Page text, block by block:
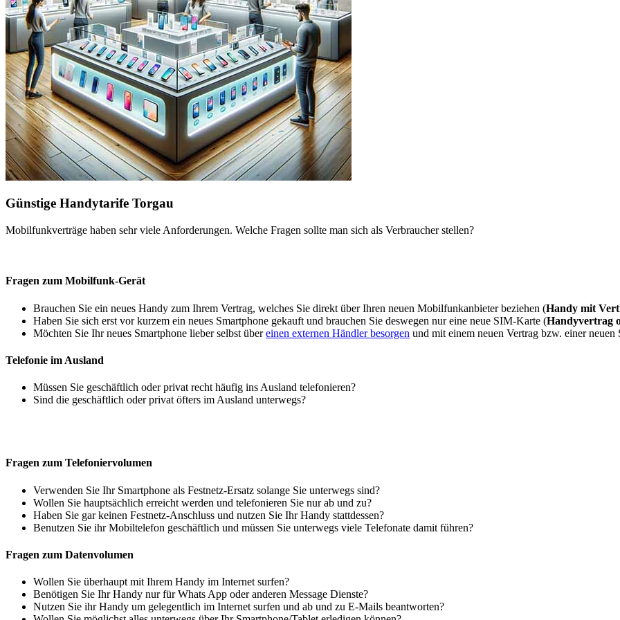
Günstige Handytarife Torgau
Mobilfunkverträge haben sehr viele Anforderungen. Welche Fragen sollte man sich als Verbraucher stellen?
Fragen zum Mobilfunk-Gerät
Brauchen Sie ein neues Handy zum Ihrem Vertrag, welches Sie direkt über Ihren neuen Mobilfunkanbieter beziehen (Handy mit
Haben Sie sich erst vor kurzem ein neues Smartphone gekauft und brauchen Sie deswegen nur eine neue SIM-Karte (Handyvertrag
Möchten Sie Ihr neues Smartphone lieber selbst übereinen externen Händler besorgen und mit einem neuen Vertrag bzw. einer
Telefonie im Ausland
Müssen Sie geschäftlich oder privat recht häufig ins Ausland telefonieren?
Sind die geschäftlich oder privat öfters im Ausland unterwegs?
Fragen zum Telefoniervolumen
Verwenden Sie Ihr Smartphone als Festnetz-Ersatz solange Sie unterwegs sind?
Wollen Sie hauptsächlich erreicht werden und telefonieren Sie nur ab und zu?
Haben Sie gar keinen Festnetz-Anschluss und nutzen Sie Ihr Handy stattdessen?
Benutzen Sie ihr Mobiltelefon geschäftlich und müssen Sie unterwegs viele Telefonate damit führen?
Fragen zum Datenvolumen
Wollen Sie überhaupt mit Ihrem Handy im Internet surfen?
Benötigen Sie Ihr Handy nur für Whats App oder anderen Message Dienste?
Nutzen Sie ihr Handy um gelegentlich im Internet surfen und ab und zu E-Mails beantworten?